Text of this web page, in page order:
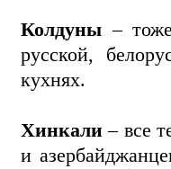
Колдуны –
русской,
кухнях.
Хинкали – все
и